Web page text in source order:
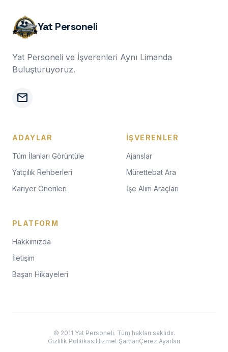
Yat Personeli
Yat Personeli ve İşverenleri Aynı Limanda
Buluşturuyoruz.
mail
ADAYLAR
Tüm İlanları Görüntüle
Yatçılık Rehberleri
Kariyer Önerileri
İŞVERENLER
Ajanslar
Mürettebat Ara
İşe Alım Araçları
PLATFORM
Hakkımızda
İletişim
Başarı Hikayeleri
© 2011 Yat Personeli. Tüm hakları saklıdır.
Gizlilik PolitikasıHizmet ŞartlarıÇerez Ayarları